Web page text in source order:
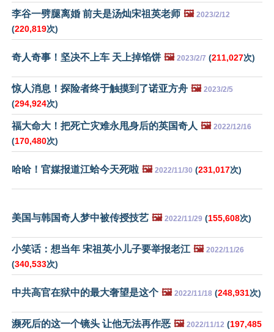
李谷一劈腿离婚 前夫是汤灿宋祖英老师 🖼️ 2023/2/12
(220,819次)
奇人奇事！坚决不上车 天上掉馅饼 🖼️ 2023/2/7 (211,027次)
惊人消息！探险者终于触摸到了诺亚方舟 🖼️ 2023/2/5
(294,924次)
福大命大！把死亡灾难永甩身后的英国奇人 🖼️ 2022/12/16
(170,480次)
哈哈！官媒报道江蛤今天死啦 🖼️ 2022/11/30 (231,017次)
美国与韩国奇人梦中被传授技艺 🖼️ 2022/11/29 (155,608次)
小笑话：想当年 宋祖英小儿子要举报老江 🖼️ 2022/11/26
(340,533次)
中共高官在狱中的最大奢望是这个 🖼️ 2022/11/18 (248,931次)
濒死后的这一个镜头 让他无法再作恶 🖼️ 2022/11/12 (197,485